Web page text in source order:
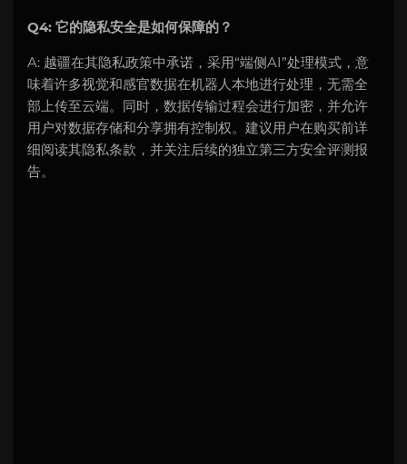
Q4: 它的隐私安全是如何保障的？
A: 越疆在其隐私政策中承诺，采用“端侧AI”处理模式，意
味着许多视觉和感官数据在机器人本地进行处理，无需全
部上传至云端。同时，数据传输过程会进行加密，并允许
用户对数据存储和分享拥有控制权。建议用户在购买前详
细阅读其隐私条款，并关注后续的独立第三方安全评测报
告。